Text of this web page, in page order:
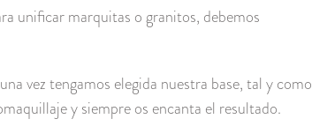
unificar marquitas o granitos, debemos
vez tengamos elegida nuestra base, tal y como
y siempre os encanta el resultado.